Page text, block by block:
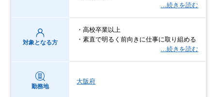
…続きを読む
対象となる方
・高校卒業以上
・素直で明るく前向きに仕事に取り組める
…続きを読む
勤務地
大阪府